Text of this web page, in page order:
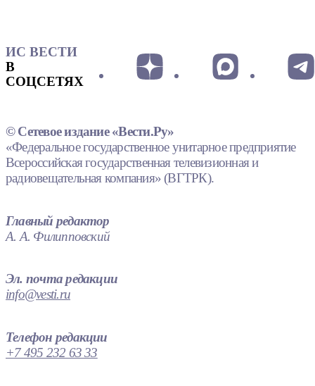
ИС ВЕСТИ
В
СОЦСЕТЯХ
© Сетевое издание «Вести.Ру»
«Федеральное государственное унитарное предприятие
Всероссийская государственная телевизионная и
радиовещательная компания» (ВГТРК).
Главный редактор
А. А. Филипповский
Эл. почта редакции
info@vesti.ru
Телефон редакции
+7 495 232 63 33